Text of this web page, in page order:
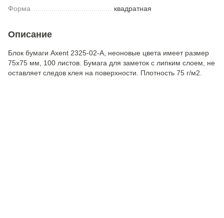
Форма квадратная
Описание
Блок бумаги Axent 2325-02-A, неоновые цвета имеет размер
75х75 мм, 100 листов. Бумага для заметок с липким слоем, не
оставляет следов клея на поверхности. Плотность 75 г/м2.